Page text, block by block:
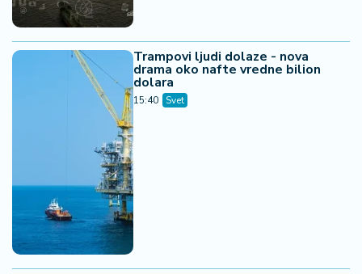
Trampovi ljudi dolaze - nova
drama oko nafte vredne bilion
dolara
15:40 Svet